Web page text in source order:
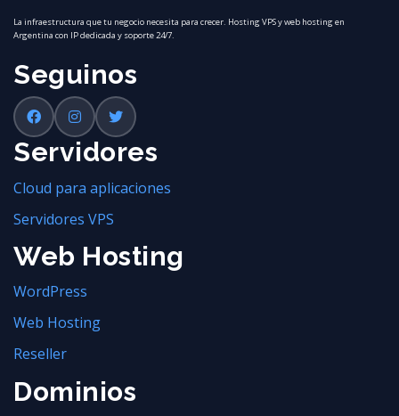
La infraestructura que tu negocio necesita para crecer. Hosting VPS y web hosting en
Argentina con IP dedicada y soporte 24/7.
Seguinos
Servidores
Cloud para aplicaciones
Servidores VPS
Web Hosting
WordPress
Web Hosting
Reseller
Dominios